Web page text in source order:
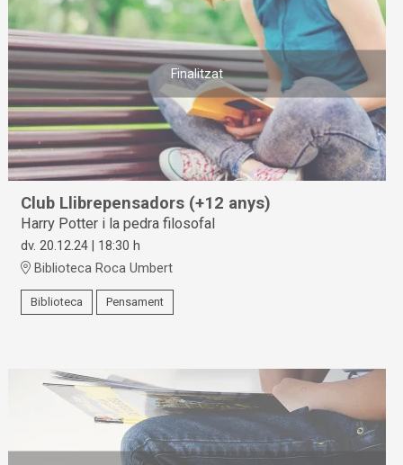
Finalitzat
Club Llibrepensadors (+12 anys)
Harry Potter i la pedra filosofal
dv. 20.12.24 | 18:30 h
Biblioteca Roca Umbert
Biblioteca Pensament